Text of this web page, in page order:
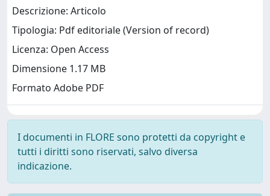
Descrizione: Articolo
Tipologia: Pdf editoriale (Version of record)
Licenza: Open Access
Dimensione 1.17 MB
Formato Adobe PDF
I documenti in FLORE sono protetti da copyright e
tutti i diritti sono riservati, salvo diversa
indicazione.